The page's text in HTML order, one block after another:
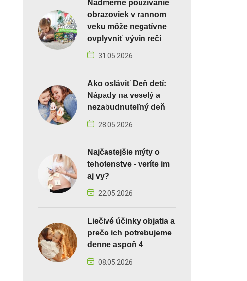
Nadmerné používanie
obrazoviek v rannom
veku môže negatívne
ovplyvniť vývin reči
31.05.2026
Ako osláviť Deň detí:
Nápady na veselý a
nezabudnuteľný deň
28.05.2026
Najčastejšie mýty o
tehotenstve - veríte im
aj vy?
22.05.2026
Liečivé účinky objatia a
prečo ich potrebujeme
denne aspoň 4
08.05.2026